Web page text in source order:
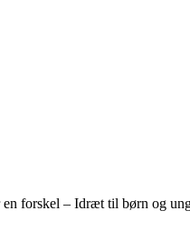
forskel – Idræt til børn og